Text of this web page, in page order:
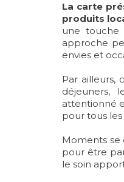
La carte
produits
une touche
approche
envies et
Par ailleurs,
déjeuners,
attentionné
pour tous les
Moments se
pour être
le soin